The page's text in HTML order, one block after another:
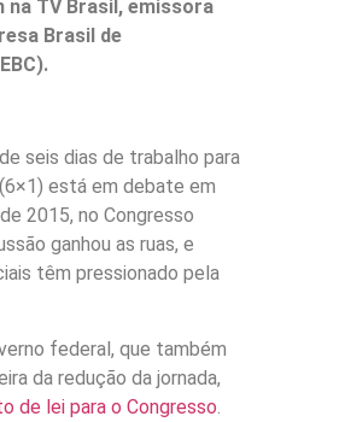
na TV Brasil, emissora
Brasil de
seis dias de trabalho para
está em debate em
2015, no Congresso
ganhou as ruas, e
têm pressionado pela
federal, que também
da redução da jornada,
de lei para o Congresso